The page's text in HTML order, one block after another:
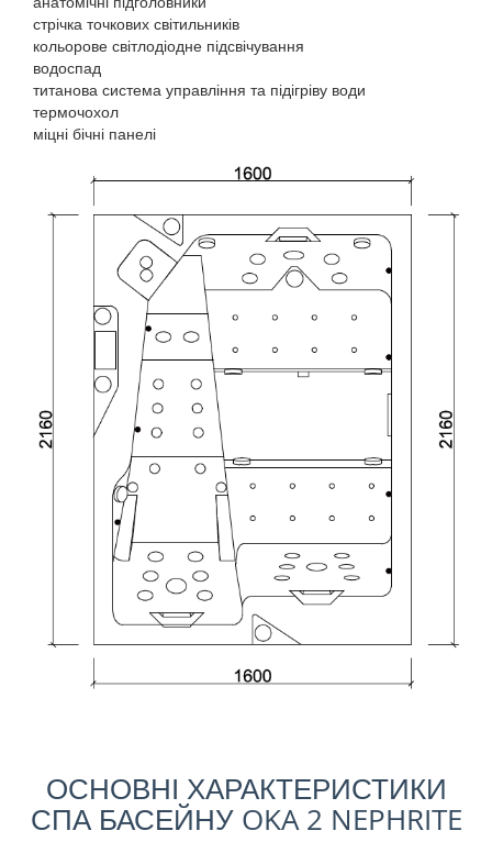
стрічка точкових світильників
кольорове світлодіодне підсвічування
водоспад
титанова система управління та підігріву води
термочохол
міцні бічні панелі
ОСНОВНІ ХАРАКТЕРИСТИКИ
СПА БАСЕЙНУ OKA 2 NEPHRITE